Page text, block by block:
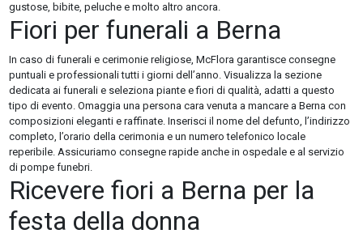
gustose, bibite, peluche e molto altro ancora.
Fiori per funerali a Berna
In caso di funerali e cerimonie religiose, McFlora garantisce consegne
puntuali e professionali tutti i giorni dell’anno. Visualizza la sezione
dedicata ai funerali e seleziona piante e fiori di qualità, adatti a questo
tipo di evento. Omaggia una persona cara venuta a mancare a Berna con
composizioni eleganti e raffinate. Inserisci il nome del defunto, l’indirizzo
completo, l’orario della cerimonia e un numero telefonico locale
reperibile. Assicuriamo consegne rapide anche in ospedale e al servizio
di pompe funebri.
Ricevere fiori a Berna per la
festa della donna